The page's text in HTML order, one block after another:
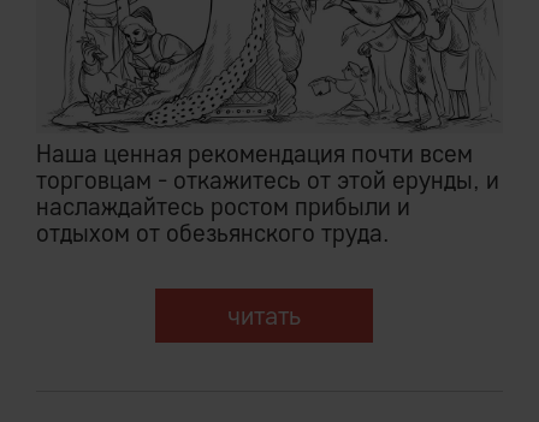
Наша ценная рекомендация почти всем
торговцам - откажитесь от этой ерунды, и
наслаждайтесь ростом прибыли и
отдыхом от обезьянского труда.
читать